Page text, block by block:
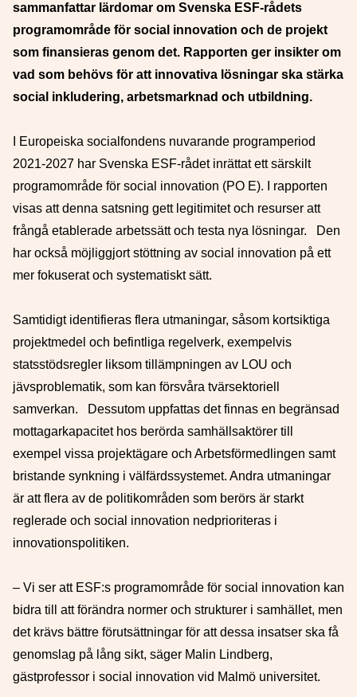
sammanfattar lärdomar om Svenska ESF-rådets
programområde för social innovation och de projekt
som finansieras genom det. Rapporten ger insikter om
vad som behövs för att innovativa lösningar ska stärka
social inkludering, arbetsmarknad och utbildning.
I Europeiska socialfondens nuvarande programperiod
2021-2027 har Svenska ESF-rådet inrättat ett särskilt
programområde för social innovation (PO E). I rapporten
visas att denna satsning gett legitimitet och resurser att
frångå etablerade arbetssätt och testa nya lösningar. Den
har också möjliggjort stöttning av social innovation på ett
mer fokuserat och systematiskt sätt.
Samtidigt identifieras flera utmaningar, såsom kortsiktiga
projektmedel och befintliga regelverk, exempelvis
statsstödsregler liksom tillämpningen av LOU och
jävsproblematik, som kan försvåra tvärsektoriell
samverkan. Dessutom uppfattas detfinnas en begränsad
mottagarkapacitet hos berörda samhällsaktörer till
exempel vissa projektägare och Arbetsförmedlingen samt
bristande synkning i välfärdssystemet. Andra utmaningar
är att flera av de politikområden som berörs är starkt
reglerade och social innovation nedprioriteras i
innovationspolitiken.
– Vi ser att ESF:s programområde för social innovation kan
bidra till att förändra normer och strukturer i samhället, men
det krävs bättre förutsättningar för att dessa insatser ska få
genomslag på lång sikt, säger Malin Lindberg,
gästprofessor i social innovation vid Malmö universitet.